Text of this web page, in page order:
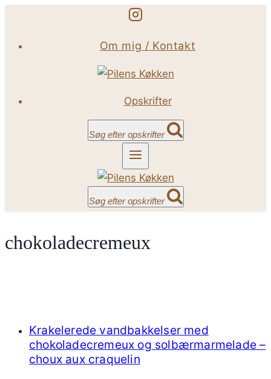
indhold
Om mig / Kontakt
Opskrifter
Søg efter opskrifter
Søg efter opskrifter
chokoladecremeux
Krakelerede vandbakkelser med
chokoladecremeux og solbærmarmelade –
choux aux craquelin